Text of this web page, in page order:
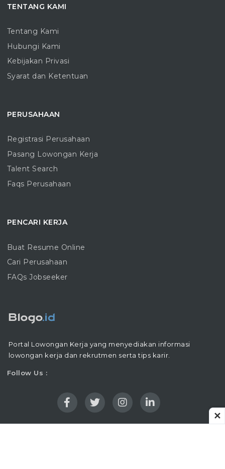
TENTANG KAMI
Tentang Kami
Hubungi Kami
Kebijakan Privasi
Syarat dan Ketentuan
PERUSAHAAN
Registrasi Perusahaan
Pasang Lowongan Kerja
Talent Search
Faqs Perusahaan
PENCARI KERJA
Buat Resume Online
Cari Perusahaan
FAQs Jobseeker
Portal Lowongan Kerja yang menyediakan informasi
lowongan kerja dan rekrutmen serta tips karir.
Follow Us :
✕